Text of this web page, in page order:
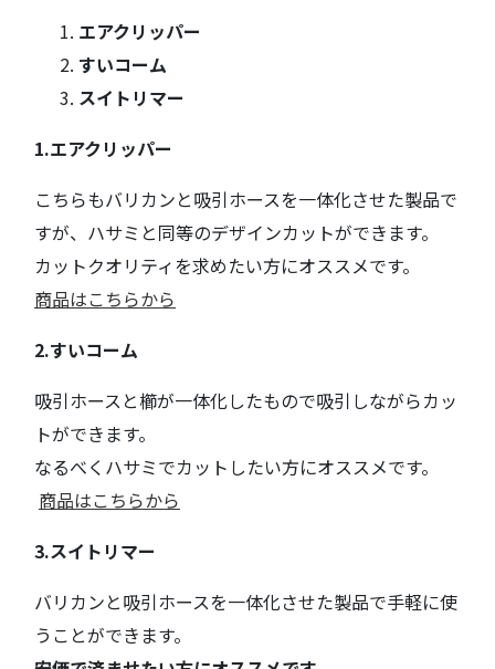
エアクリッパー
すいコーム
スイトリマー
1.エアクリッパー
こちらもバリカンと吸引ホースを一体化させた製品で
すが、ハサミと同等のデザインカットができます。
カットクオリティを求めたい方にオススメです。
商品はこちらから
2.すいコーム
吸引ホースと櫛が一体化したもので吸引しながらカッ
トができます。
なるべくハサミでカットしたい方にオススメです。
商品はこちらから
3.スイトリマー
バリカンと吸引ホースを一体化させた製品で手軽に使
うことができます。